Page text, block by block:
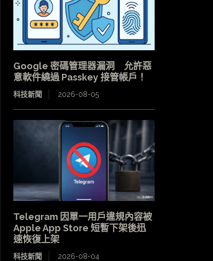
Google 密碼管理器漏洞 允許惡
意軟件繞過 Passkey 接管帳戶！
科技新聞 2026-08-05
Telegram 因單一用戶違規內容被
Apple App Store 短暫下架後迅
速恢復上架
科技新聞 2026-08-04